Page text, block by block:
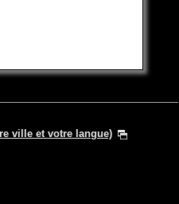
ville et votre langue)